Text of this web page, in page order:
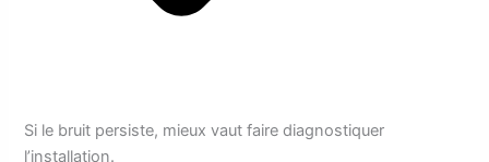
Si le bruit persiste, mieux vaut faire diagnostiquer
l’installation.